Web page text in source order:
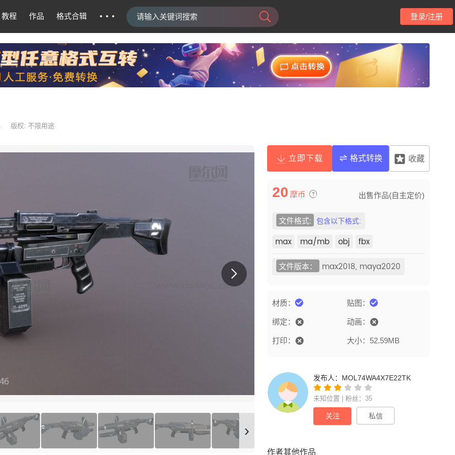
教程 作品 格式合辑 ··· 登录/注册
版权: 不限用途
›
立即下载 格式转换 收藏
20 摩币 出售作品(自主定价)
文件格式: 包含以下格式:
max ma/mb obj fbx
文件版本： max2018, maya2020
材质： 贴图：
绑定： 动画：
打印： 大小：52.59MB
发布人： MOL74WA4X7E22TK
未知位置 | 粉丝：35
关注 私信
作者其他作品